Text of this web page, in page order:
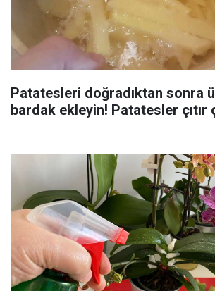
Patatesleri doğradıktan sonra
bardak ekleyin! Patatesler çıtır